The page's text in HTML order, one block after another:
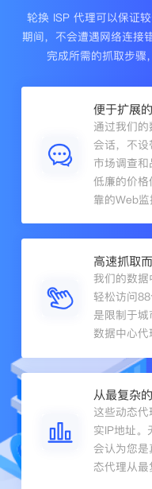
轮换 ISP 代理可以保证
期间，不会遭遇网络连接
完成所需的抓取步骤
便于扩展
通过我们
会话，不
市场调查
低廉的价
靠的Web监
高速抓取
我们的数据
轻松访问
是限制于
数据中心代
从最复杂
这些动态
实IP地址
会认为您
态代理从最